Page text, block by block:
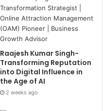
Raajesh Kumar Singh-
Transforming Reputation
into Digital Influence in
the Age of AI
2 weeks ago